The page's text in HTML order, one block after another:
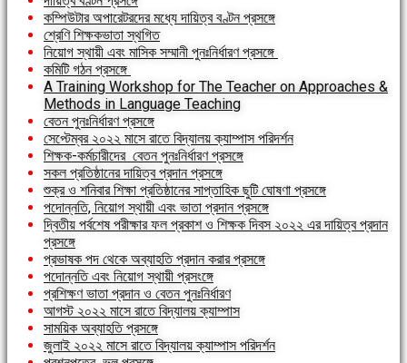
কম্পিউটার অপারেটরদের মধ্যে দায়িত্ব বণ্টন প্রসঙ্গে
শ্রেণি শিক্ষকভাতা স্থগিত
নিয়োগ স্থায়ী এবং মাসিক সম্মানী পুনঃনির্ধারণ প্রসঙ্গে
কমিটি গঠন প্রসঙ্গে
A Training Workshop for The Teacher on Approaches &
Methods in Language Teaching
বেতন পুনঃনির্ধারণ প্রসঙ্গে
সেপ্টেম্বর ২০২২ মাসে রাতে বিদ্যালয় ক্যাম্পাস পরিদর্শন
শিক্ষক-কর্মচারীদের বেতন পুনঃনির্ধারণ প্রসঙ্গে
সকল প্রতিষ্ঠানের দায়িত্ব প্রদান প্রসঙ্গে
শুক্র ও শনিবার শিক্ষা প্রতিষ্ঠানের সাপ্তাহিক ছুটি ঘোষণা প্রসঙ্গে
পদোন্নতি, নিয়োগ স্থায়ী এবং ভাতা প্রদান প্রসঙ্গে
দ্বিতীয় পর্বশেষ পরীক্ষার ফল প্রকাশ ও শিক্ষক দিবস ২০২২ এর দায়িত্ব প্রদান
প্রসঙ্গে
প্রভাষক পদ থেকে অব্যাহতি প্রদান করার প্রসঙ্গে
পদোন্নতি এবং নিয়োগ স্থায়ী প্রসংঙ্গে
প্রশিক্ষণ ভাতা প্রদান ও বেতন পুনঃনির্ধারণ
আগস্ট ২০২২ মাসে রাতে বিদ্যালয় ক্যাম্পাস
সাময়িক অব্যাহতি প্রসঙ্গে
জুলাই ২০২২ মাসে রাতে বিদ্যালয় ক্যাম্পাস পরিদর্শন